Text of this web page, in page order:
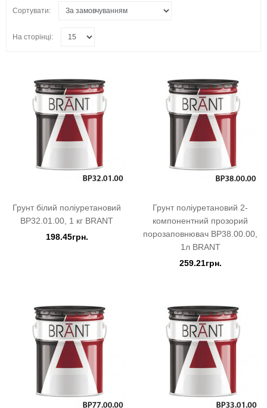
Сортувати:
На сторінці:
Грунт білий поліуретановий
BP32.01.00, 1 кг BRANT
198.45грн.
Грунт поліуретановий 2-
компонентний прозорий
порозаповнювач BP38.00.00,
1л BRANT
259.21грн.